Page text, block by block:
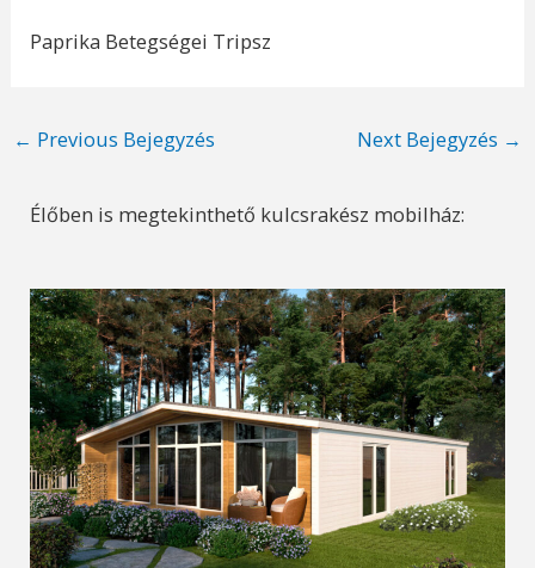
Paprika Betegségei Tripsz
Post
← Previous Bejegyzés Next Bejegyzés →
Élőben is megtekinthető kulcsrakész mobilház: